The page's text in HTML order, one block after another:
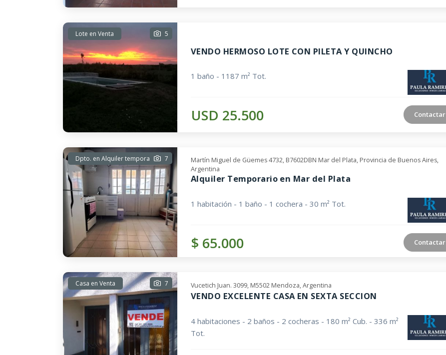
Lote en Venta 5
VENDO HERMOSO LOTE CON PILETA Y QUINCHO
1 baño - 1187 m² Tot.
USD 25.500 Contactar
Dpto. en Alquiler temporal 7
Martín Miguel de Güemes 4732, B7602DBN Mar del Plata, Provincia de Buenos Aires,
Argentina
Alquiler Temporario en Mar del Plata
1 habitación - 1 baño - 1 cochera - 30 m² Tot.
$ 65.000 Contactar
Casa en Venta 7 Vucetich Juan. 3099, M5502 Mendoza, Argentina
VENDO EXCELENTE CASA EN SEXTA SECCION
4 habitaciones - 2 baños - 2 cocheras - 180 m² Cub. - 336 m²
Tot.